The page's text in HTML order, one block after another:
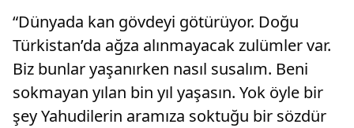
“Dünyada kan gövdeyi götürüyor. Doğu
Türkistan’da ağza alınmayacak zulümler var.
Biz bunlar yaşanırken nasıl susalım. Beni
sokmayan yılan bin yıl yaşasın. Yok öyle bir
şey Yahudilerin aramıza soktuğu bir sözdür